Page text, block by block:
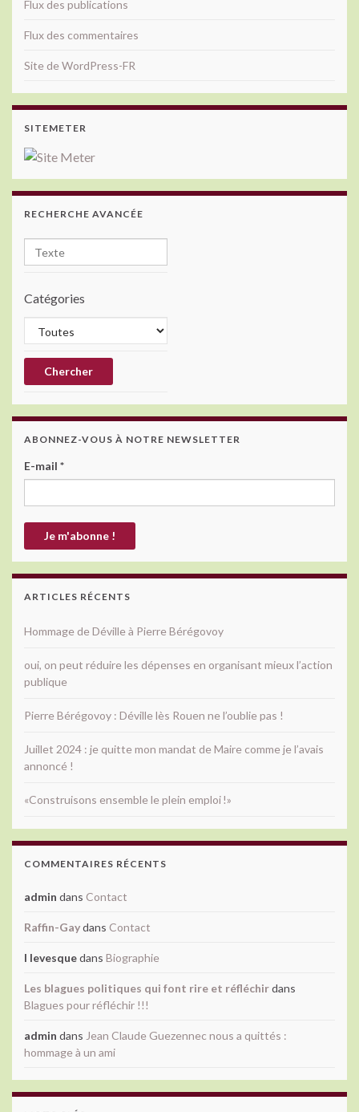
Flux des publications
Flux des commentaires
Site de WordPress-FR
SITEMETER
RECHERCHE AVANCÉE
Catégories
ABONNEZ-VOUS À NOTRE NEWSLETTER
E-mail *
ARTICLES RÉCENTS
Hommage de Déville à Pierre Bérégovoy
oui, on peut réduire les dépenses en organisant mieux l’action
publique
Pierre Bérégovoy : Déville lès Rouen ne l’oublie pas !
Juillet 2024 : je quitte mon mandat de Maire comme je l’avais
annoncé !
«Construisons ensemble le plein emploi !»
COMMENTAIRES RÉCENTS
admin dans Contact
Raffin-Gaydans Contact
l levesquedans Biographie
Les blagues politiques qui font rire et réfléchirdans
Blagues pour réfléchir !!!
admin dans Jean Claude Guezennec nous a quittés :
hommage à un ami